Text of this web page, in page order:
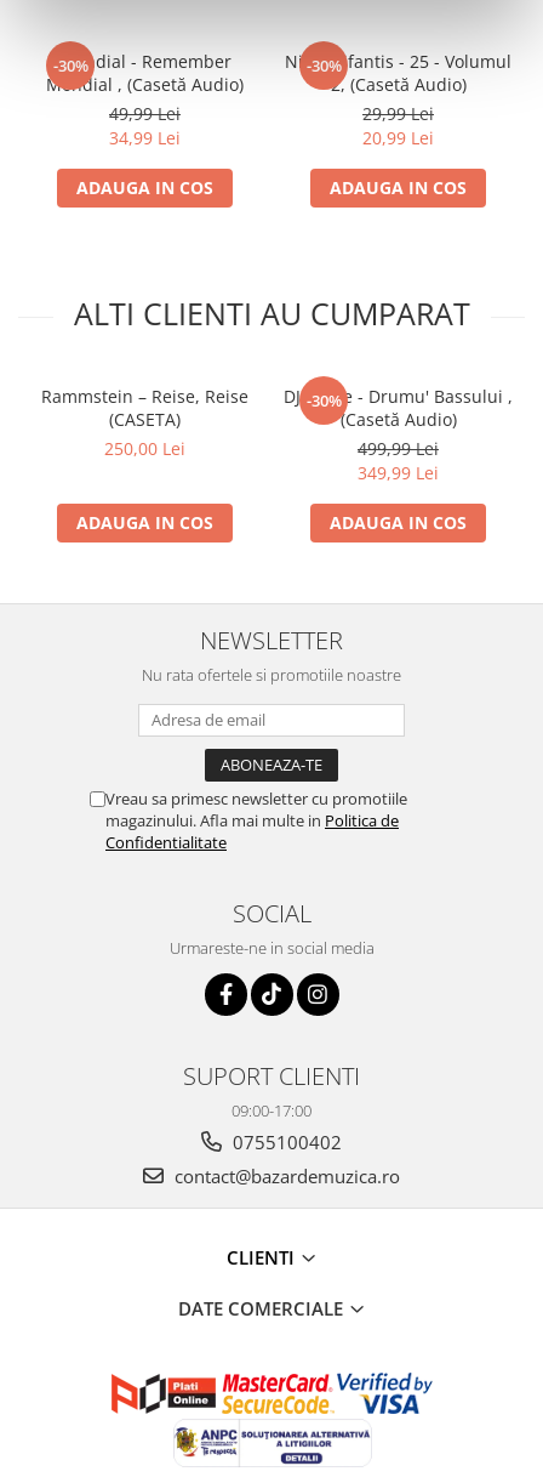
-30%
Mondial - Remember
Mondial , (Casetă Audio)
49,99 Lei
34,99 Lei
ADAUGA IN COS
-30%
Nicu Alifantis - 25 - Volumul
2, (Casetă Audio)
29,99 Lei
20,99 Lei
ADAUGA IN COS
ALTI CLIENTI AU CUMPARAT
Rammstein – Reise, Reise
(CASETA)
250,00 Lei
ADAUGA IN COS
-30%
DJ Vasile - Drumu' Bassului ,
(Casetă Audio)
499,99 Lei
349,99 Lei
ADAUGA IN COS
NEWSLETTER
Nu rata ofertele si promotiile noastre
Vreau sa primesc newsletter cu promotiile
magazinului. Afla mai multe in Politica de
Confidentialitate
SOCIAL
Urmareste-ne in social media
SUPORT CLIENTI
09:00-17:00
0755100402
contact@bazardemuzica.ro
CLIENTI
DATE COMERCIALE